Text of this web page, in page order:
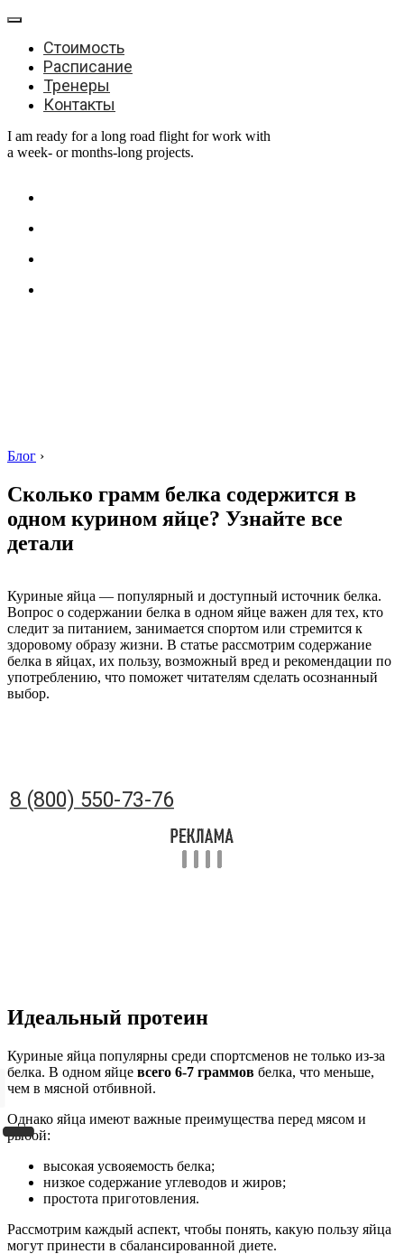
Стоимость
Расписание
Тренеры
Контакты
I am ready for a long road flight for work with
a week- or months-long projects.
Блог ›
Сколько грамм белка содержится в
одном курином яйце? Узнайте все
детали
Куриные яйца — популярный и доступный источник белка.
Вопрос о содержании белка в одном яйце важен для тех, кто
следит за питанием, занимается спортом или стремится к
здоровому образу жизни. В статье рассмотрим содержание
белка в яйцах, их пользу, возможный вред и рекомендации по
употреблению, что поможет читателям сделать осознанный
выбор.
Идеальный протеин
Куриные яйца популярны среди спортсменов не только из-за
белка. В одном яйце всего 6-7 граммов белка, что меньше,
чем в мясной отбивной.
Однако яйца имеют важные преимущества перед мясом и
рыбой:
высокая усвояемость белка;
низкое содержание углеводов и жиров;
простота приготовления.
Рассмотрим каждый аспект, чтобы понять, какую пользу яйца
могут принести в сбалансированной диете.